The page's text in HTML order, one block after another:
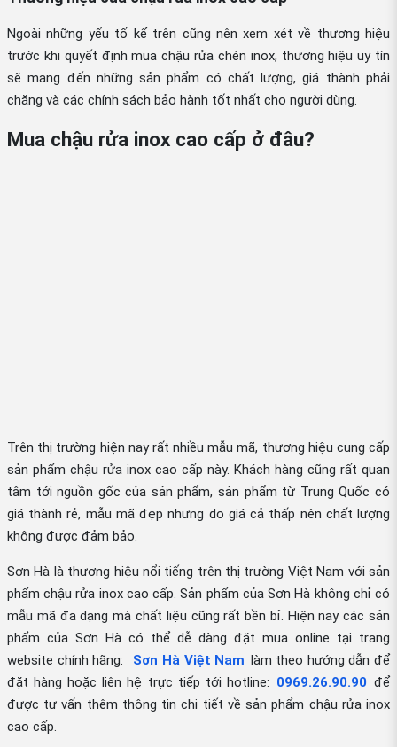
Ngoài những yếu tố kể trên cũng nên xem xét về thương hiệu
trước khi quyết định mua chậu rửa chén inox, thương hiệu uy tín
sẽ mang đến những sản phẩm có chất lượng, giá thành phải
chăng và các chính sách bảo hành tốt nhất cho người dùng.
Mua chậu rửa inox cao cấp ở đâu?
Trên thị trường hiện nay rất nhiều mẫu mã, thương hiệu cung cấp
sản phẩm chậu rửa inox cao cấp này. Khách hàng cũng rất quan
tâm tới nguồn gốc của sản phẩm, sản phẩm từ Trung Quốc có
giá thành rẻ, mẫu mã đẹp nhưng do giá cả thấp nên chất lượng
không được đảm bảo.
Sơn Hà là thương hiệu nổi tiếng trên thị trường Việt Nam với sản
phẩm chậu rửa inox cao cấp. Sản phẩm của Sơn Hà không chỉ có
mẫu mã đa dạng mà chất liệu cũng rất bền bỉ. Hiện nay các sản
phẩm của Sơn Hà có thể dễ dàng đặt mua online tại trang
website chính hãng:
Sơn Hà Việt Nam làm theo hướng dẫn để
đặt hàng hoặc liên hệ trực tiếp tới hotline: 0969.26.90.90 để
được tư vấn thêm thông tin chi tiết về sản phẩm chậu rửa inox
cao cấp.